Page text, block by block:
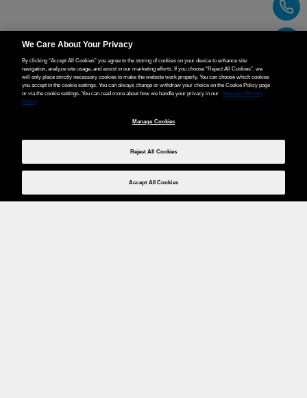
We Care About Your Privacy
By clicking “Accept All Cookies” you agree to the storing of cookies on your device to enhance site
navigation, analyze site usage, and assist in our marketing efforts. If you choose “Reject All Cookies”, we
will only place strictly necessary cookies to make the website work properly. You can choose which cookies
you accept in the cookie settings. You can always change or withdraw your choice on the Cookie Policy page
or via the cookie settings. You can read more about how we handle your privacy in our
View our Privacy
Policy
Manage Cookies
Reject All Cookies
Accept All Cookies